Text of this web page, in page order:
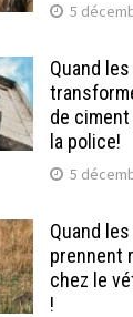
5
Quand
de
la police!
5
Quand
prennent
chez le
!